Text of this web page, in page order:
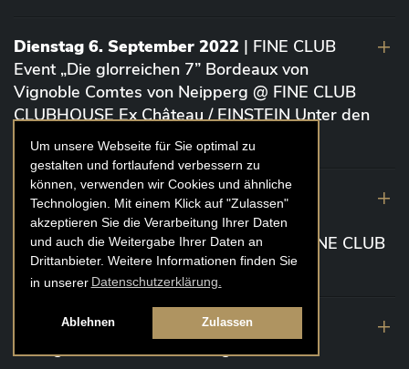
Um unsere Webseite für Sie optimal zu
gestalten und fortlaufend verbessern zu
können, verwenden wir Cookies und ähnliche
Technologien. Mit einem Klick auf "Zulassen"
akzeptieren Sie die Verarbeitung Ihrer Daten
und auch die Weitergabe Ihrer Daten an
Drittanbieter. Weitere Informationen finden Sie
in unserer Datenschutzerklärung.
Ablehnen Zulassen
Dienstag 6. September 2022 | FINE CLUB
Event „Die glorreichen 7” Bordeaux von
Vignoble Comtes von Neipperg @ FINE CLUB
CLUBHOUSE Ex Château / EINSTEIN Unter den
Linden (Berlin)
19. August 2022| FINE CLUB Academy
Caviar „Die glorreichen 7“ Riesling Große
Gewächse von der Mosel aus 2020 @ FINE CLUB
Clubhouse Prunier Cologne (Köln)
29. Juli 2022
| Weinbergwanderung
Weingüter Geheimrat J. Wegeler